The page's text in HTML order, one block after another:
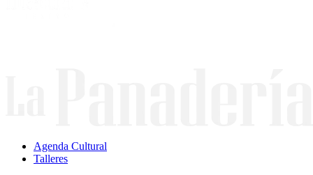
Agenda Cultural
Talleres